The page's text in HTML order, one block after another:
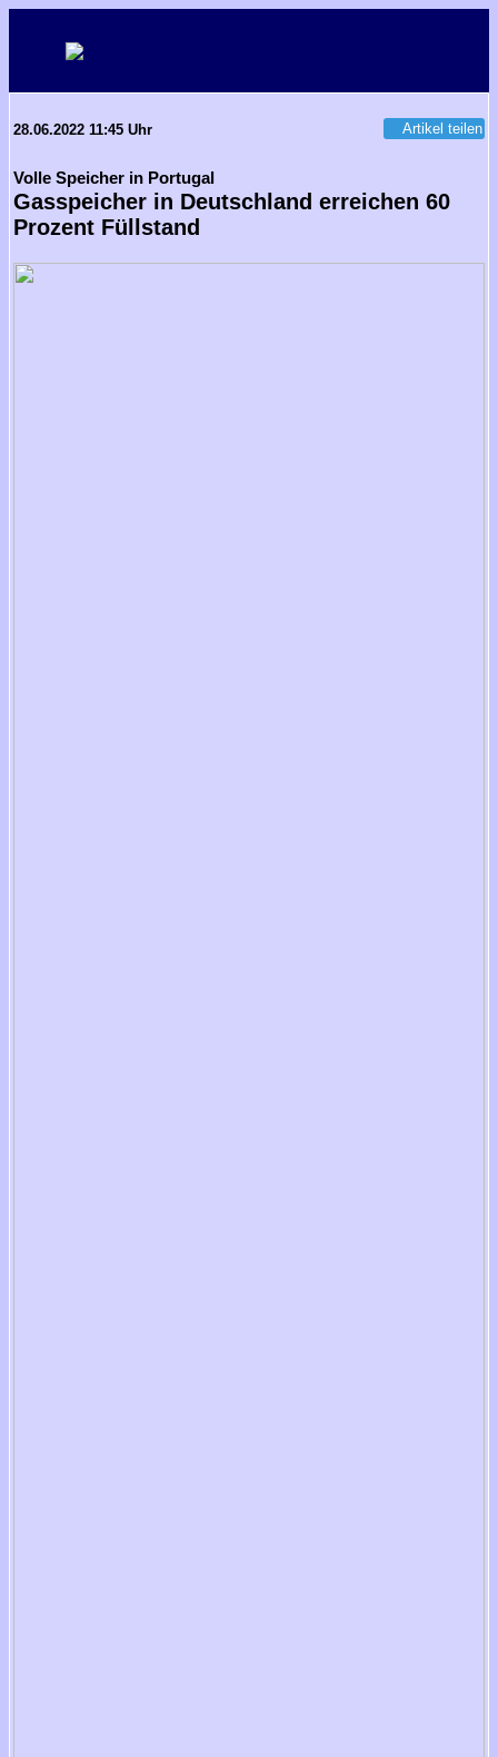
28.06.2022 11:45 Uhr Artikel teilen
Volle Speicher in Portugal
Gasspeicher in Deutschland erreichen 60
Prozent Füllstand